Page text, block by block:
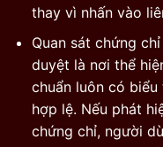
thay vì nhấn vào
Quan sát chứng
duyệt là nơi thể
chuẩn luôn có
hợp lệ. Nếu phát
chứng chỉ, người